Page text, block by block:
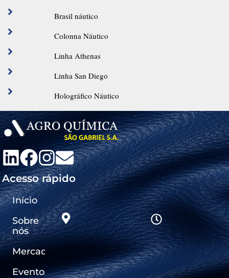
Brasil náutico
Colonna Náutico
Linha Athenas
Linha San Diego
Holográfico Náutico
Acesso rápido
Início
Sobre
nós
Mercados
Eventos